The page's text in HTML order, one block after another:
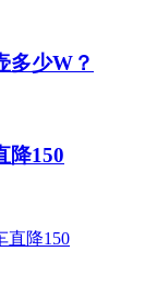
多少W？
降150